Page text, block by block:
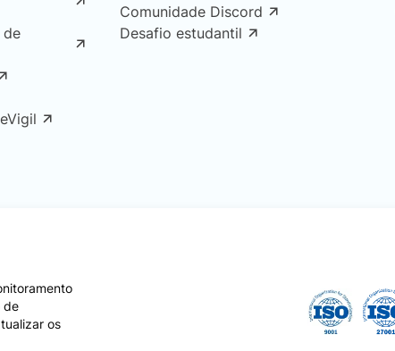
de
Comunidade Discord
Desafio estudantil
de
os